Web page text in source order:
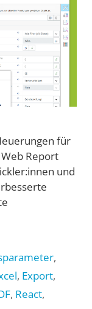
für
Report
und
,
, Export,
, React,